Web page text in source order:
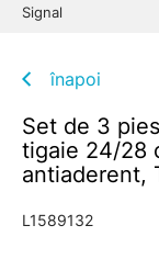
Signal
înapoi
Set de 3
tigaie 24/28
antiaderent,
L1589132